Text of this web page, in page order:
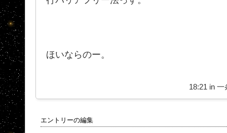
ほいならのー。
18:21 in 一
エントリーの編集